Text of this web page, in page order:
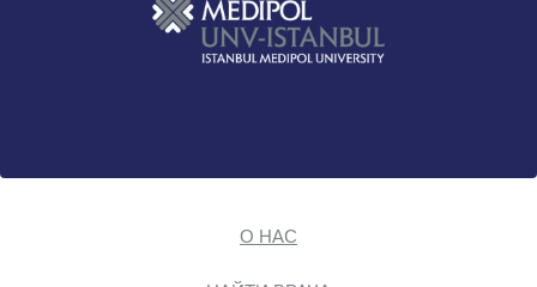
О НАС